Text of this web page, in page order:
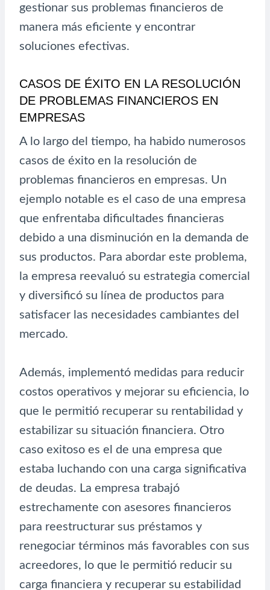
gestionar sus problemas financieros de
manera más eficiente y encontrar
soluciones efectivas.
CASOS DE ÉXITO EN LA RESOLUCIÓN
DE PROBLEMAS FINANCIEROS EN
EMPRESAS
A lo largo del tiempo, ha habido numerosos
casos de éxito en la resolución de
problemas financieros en empresas. Un
ejemplo notable es el caso de una empresa
que enfrentaba dificultades financieras
debido a una disminución en la demanda de
sus productos. Para abordar este problema,
la empresa reevaluó su estrategia comercial
y diversificó su línea de productos para
satisfacer las necesidades cambiantes del
mercado.
Además, implementó medidas para reducir
costos operativos y mejorar su eficiencia, lo
que le permitió recuperar su rentabilidad y
estabilizar su situación financiera. Otro
caso exitoso es el de una empresa que
estaba luchando con una carga significativa
de deudas. La empresa trabajó
estrechamente con asesores financieros
para reestructurar sus préstamos y
renegociar términos más favorables con sus
acreedores, lo que le permitió reducir su
carga financiera y recuperar su estabilidad